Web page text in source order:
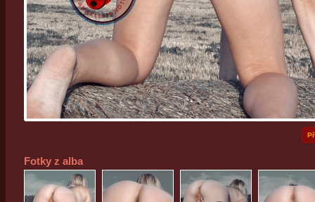
Fotky z alba